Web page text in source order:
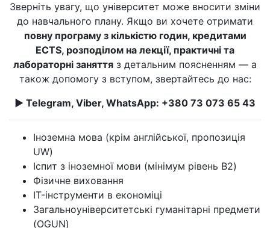
Зверніть увагу, що університет може вносити зміни
до навчального плану. Якщо ви хочете отримати
повну програму з кількістю годин, кредитами
ECTS, розподілом на лекції, практичні та
лабораторні заняття з детальним поясненням — а
також допомогу з вступом, звертайтесь до нас:
► Telegram, Viber, WhatsApp: +380 73 073 65 43
Іноземна мова (крім англійської, пропозиція
UW)
Іспит з іноземної мови (мінімум рівень B2)
Фізичне виховання
IT-інструменти в економіці
Загальноуніверситетські гуманітарні предмети
(OGUN)